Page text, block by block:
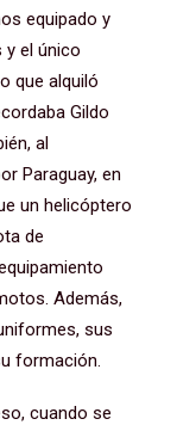
equipado y
el único
que alquiló
Gildo
al
Paraguay, en
un helicóptero
de
Además,
sus
formación.
cuando se